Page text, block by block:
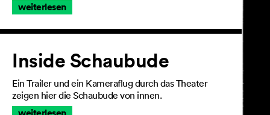
weiterlesen
Inside Schaubude
Ein Trailer und ein Kameraflug durch das Theater
zeigen hier die Schaubude von innen.